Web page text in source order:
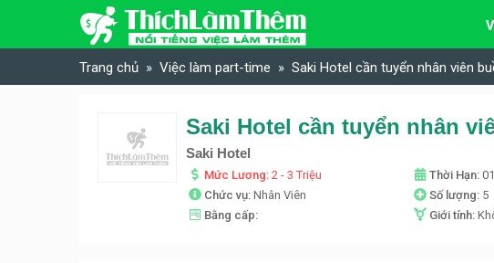
Skip to content
Trang chủ Việc làm part-time Saki Hotel cần tuyển nhân viên
Saki Hotel
Mức Lương: 2 - 3 Triệu Thời Hạn:
Chức vụ: Nhân Viên Số lượng: 5
Bằng cấp:
Giới tính: